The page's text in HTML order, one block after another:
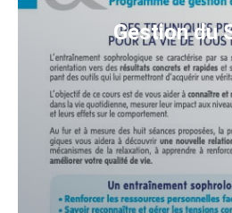
En savoir plus
Gestion du